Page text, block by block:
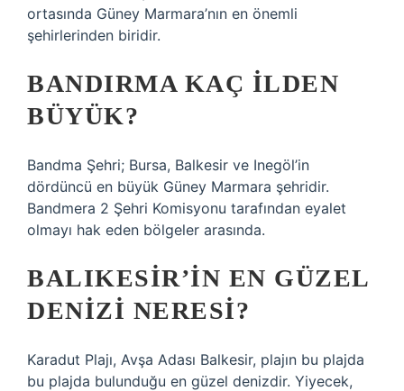
ortasında Güney Marmara’nın en önemli
şehirlerinden biridir.
BANDIRMA KAÇ ILDEN
BÜYÜK?
Bandma Şehri; Bursa, Balkesir ve Inegöl’in
dördüncü en büyük Güney Marmara şehridir.
Bandmera 2 Şehri Komisyonu tarafından eyalet
olmayı hak eden bölgeler arasında.
BALIKESIR’IN EN GÜZEL
DENIZI NERESI?
Karadut Plajı, Avşa Adası Balkesir, plajın bu plajda
bu plajda bulunduğu en güzel denizdir. Yiyecek,